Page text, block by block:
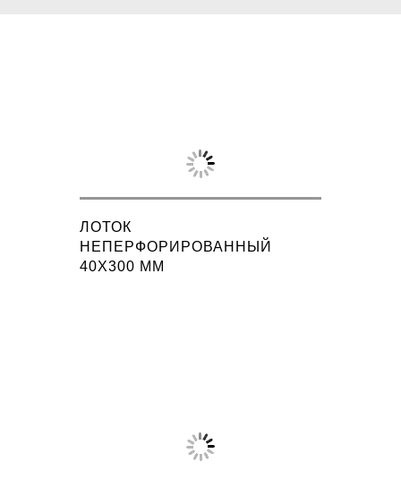
ЛОТОК
НЕПЕРФОРИРОВАННЫЙ
40X300 ММ